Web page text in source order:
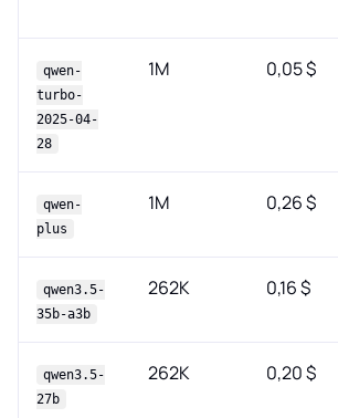
qwen-
turbo-
2025-04-
28
1M 0,05 $
qwen-
plus
1M 0,26 $
qwen3.5-
35b-a3b
262K 0,16 $
qwen3.5-
27b
262K 0,20 $